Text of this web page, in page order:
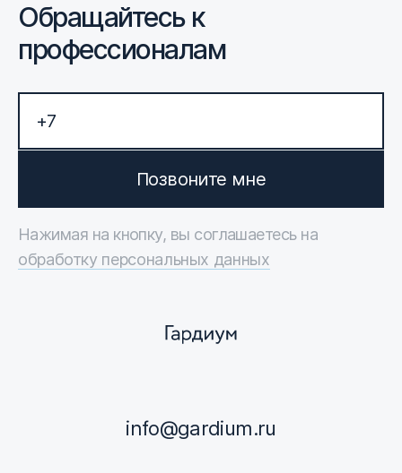
Обращайтесь к
профессионалам
Позвоните мне
Нажимая на кнопку, вы соглашаетесь на
обработку персональных данных
info@gardium.ru